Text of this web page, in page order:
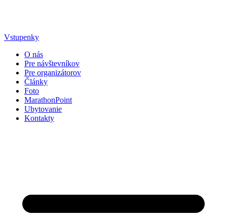
Vstupenky
O nás
Pre návštevníkov
Pre organizátorov
Články
Foto
MarathonPoint
Ubytovanie
Kontakty